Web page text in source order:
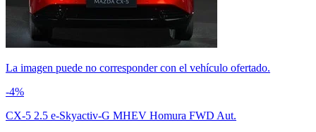
La imagen puede no corresponder con el vehículo ofertado.
-4%
CX-5 2.5 e-Skyactiv-G MHEV Homura FWD Aut.